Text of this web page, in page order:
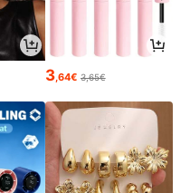
3,64€ 3,65€